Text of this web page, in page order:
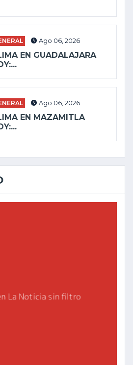
Ago 06, 2026
EN GUADALAJARA
Ago 06, 2026
EN MAZAMITLA